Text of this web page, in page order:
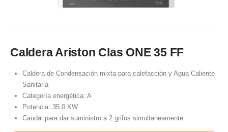
Caldera Ariston Clas ONE 35 FF
Caldera de Condensación mixta para calefacción y Agua Caliente
Sanitaria
Categoría energética: A
Potencia: 35.0 KW
Caudal para dar suministro a 2 grifos simultaneamente